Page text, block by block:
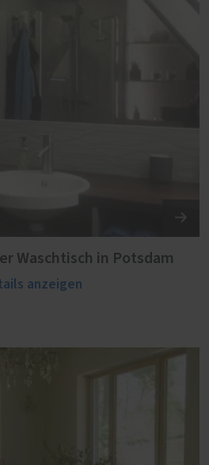
Waschtisch in Potsdam
anzeigen